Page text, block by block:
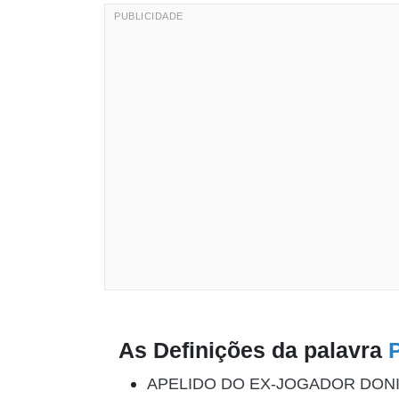
As Definições da palavra
APELIDO DO EX-JOGADOR